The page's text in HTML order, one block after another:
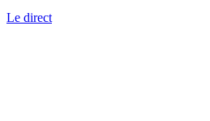
Le direct